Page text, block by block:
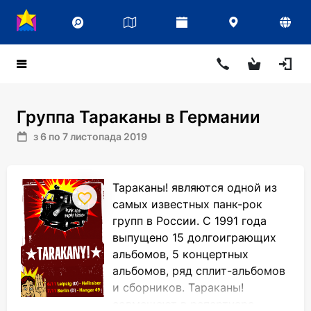
Группа Тараканы в Германии
з 6 по 7 листопада 2019
Тараканы! являются одной из
самых известных панк-рок
групп в России. С 1991 года
выпущено 15 долгоиграющих
альбомов, 5 концертных
альбомов, ряд сплит-альбомов
и сборников. Тараканы!